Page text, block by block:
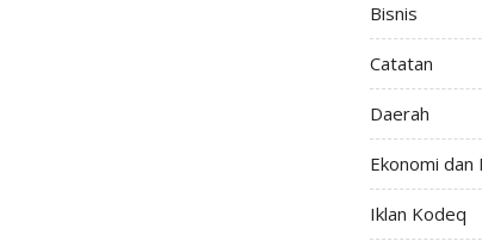
Bisnis
Catatan
Daerah
Ekonomi dan
Iklan Kodeq